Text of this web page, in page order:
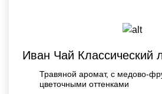
Иван Чай Классический
Травяной аромат, с медово-
цветочными оттенками